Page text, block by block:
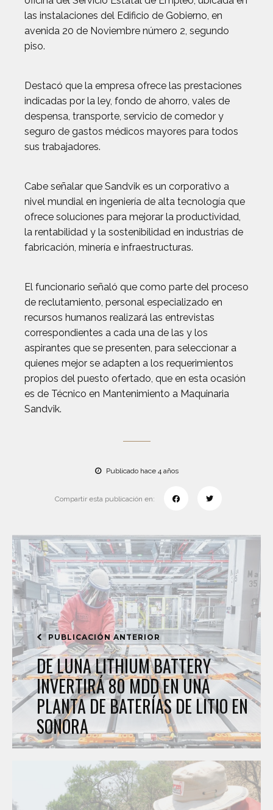
las instalaciones del Edificio de Gobierno, en
avenida 20 de Noviembre número 2, segundo
piso.
Destacó que la empresa ofrece las prestaciones
indicadas por la ley, fondo de ahorro, vales de
despensa, transporte, servicio de comedor y
seguro de gastos médicos mayores para todos
sus trabajadores.
Cabe señalar que Sandvik es un corporativo a
nivel mundial en ingeniería de alta tecnología que
ofrece soluciones para mejorar la productividad,
la rentabilidad y la sostenibilidad en industrias de
fabricación, minería e infraestructuras.
El funcionario señaló que como parte del proceso
de reclutamiento, personal especializado en
recursos humanos realizará las entrevistas
correspondientes a cada una de las y los
aspirantes que se presenten, para seleccionar a
quienes mejor se adapten a los requerimientos
propios del puesto ofertado, que en esta ocasión
es de Técnico en Mantenimiento a Maquinaria
Sandvik.
Publicado hace 4 años
Compartir esta publicación en:
PUBLICACIÓN ANTERIOR
DE LUNA LITHIUM BATTERY
INVERTIRÁ 80 MDD EN UNA
PLANTA DE BATERÍAS DE LITIO EN
SONORA